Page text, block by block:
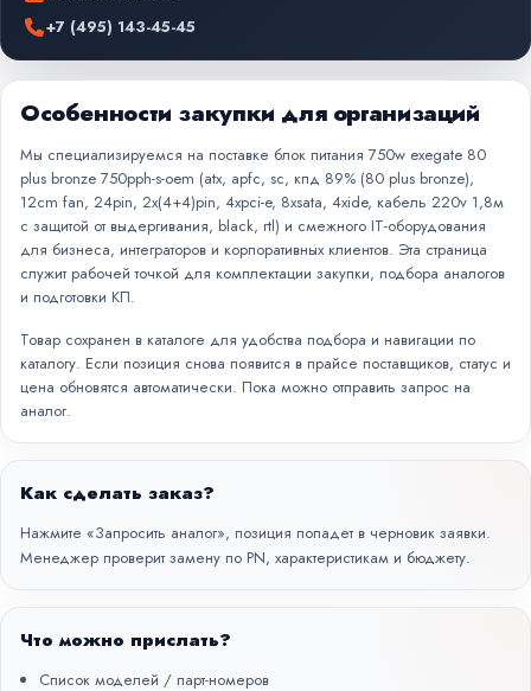
+7 (495) 143-45-45
Особенности закупки для организаций
Мы специализируемся на поставке блок питания 750w exegate 80
plus bronze 750pph-s-oem (atx, apfc, sc, кпд 89% (80 plus bronze),
12cm fan, 24pin, 2x(4+4)pin, 4xpci-e, 8xsata, 4xide, кабель 220v 1,8м
с защитой от выдергивания, black, rtl) и смежного IT-оборудования
для бизнеса, интеграторов и корпоративных клиентов. Эта страница
служит рабочей точкой для комплектации закупки, подбора аналогов
и подготовки КП.
Товар сохранен в каталоге для удобства подбора и навигации по
каталогу. Если позиция снова появится в прайсе поставщиков, статус и
цена обновятся автоматически. Пока можно отправить запрос на
аналог.
Как сделать заказ?
Нажмите «Запросить аналог», позиция попадет в черновик заявки.
Менеджер проверит замену по PN, характеристикам и бюджету.
Что можно прислать?
Список моделей / парт-номеров